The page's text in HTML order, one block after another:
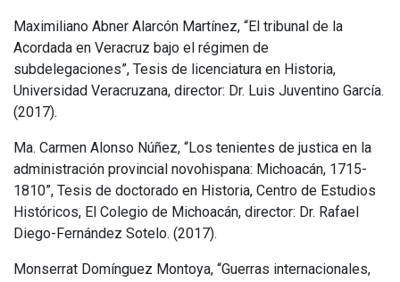
Maximiliano Abner Alarcón Martínez, “El tribunal de la
Acordada en Veracruz bajo el régimen de
subdelegaciones”, Tesis de licenciatura en Historia,
Universidad Veracruzana, director: Dr. Luis Juventino García.
(2017).
Ma. Carmen Alonso Núñez, “Los tenientes de justica en la
administración provincial novohispana: Michoacán, 1715-
1810”, Tesis de doctorado en Historia, Centro de Estudios
Históricos, El Colegio de Michoacán, director: Dr. Rafael
Diego-Fernández Sotelo. (2017).
Monserrat Domínguez Montoya, “Guerras internacionales,